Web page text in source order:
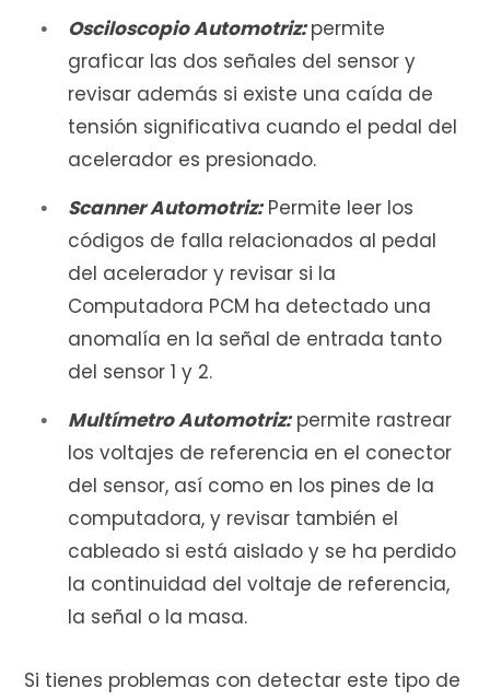
Osciloscopio Automotriz:permite
graficar las dos señales del sensor y
revisar además si existe una caída de
tensión significativa cuando el pedal del
acelerador es presionado.
Scanner Automotriz:Permite leer los
códigos de falla relacionados al pedal
del acelerador y revisar si la
Computadora PCM ha detectado una
anomalía en la señal de entrada tanto
del sensor 1 y 2.
Multímetro Automotriz:permite rastrear
los voltajes de referencia en el conector
del sensor, así como en los pines de la
computadora, y revisar también el
cableado si está aislado y se ha perdido
la continuidad del voltaje de referencia,
la señal o la masa.
Si tienes problemas con detectar este tipo de